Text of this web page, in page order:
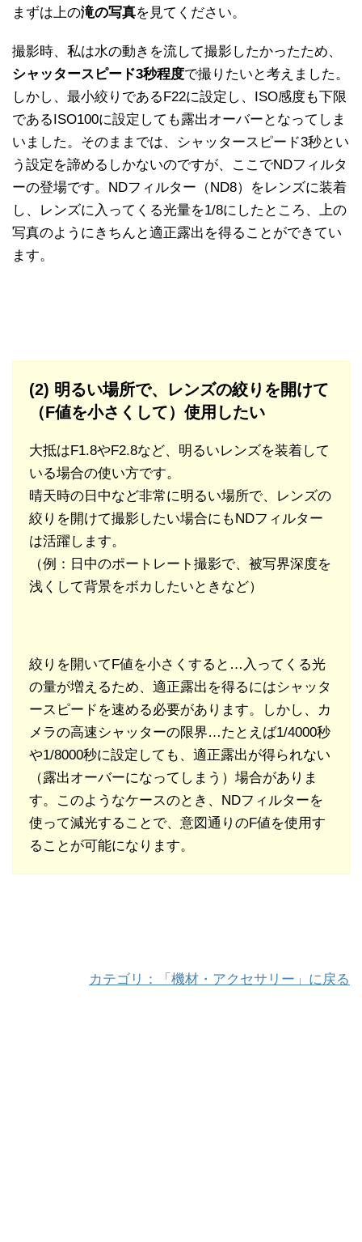
まずは上の滝の写真を見てください。
撮影時、私は水の動きを流して撮影したかったため、
シャッタースピード3秒程度で撮りたいと考えました。
しかし、最小絞りであるF22に設定し、ISO感度も下限
であるISO100に設定しても露出オーバーとなってしま
いました。そのままでは、シャッタースピード3秒とい
う設定を諦めるしかないのですが、ここでNDフィルタ
ーの登場です。NDフィルター（ND8）をレンズに装着
し、レンズに入ってくる光量を1/8にしたところ、上の
写真のようにきちんと適正露出を得ることができてい
ます。
(2) 明るい場所で、レンズの絞りを開けて
（F値を小さくして）使用したい
大抵はF1.8やF2.8など、明るいレンズを装着して
いる場合の使い方です。
晴天時の日中など非常に明るい場所で、レンズの
絞りを開けて撮影したい場合にもNDフィルター
は活躍します。
（例：日中のポートレート撮影で、被写界深度を
浅くして背景をボカしたいときなど）
絞りを開いてF値を小さくすると…入ってくる光
の量が増えるため、適正露出を得るにはシャッタ
ースピードを速める必要があります。しかし、カ
メラの高速シャッターの限界…たとえば1/4000秒
や1/8000秒に設定しても、適正露出が得られない
（露出オーバーになってしまう）場合がありま
す。このようなケースのとき、NDフィルターを
使って減光することで、意図通りのF値を使用す
ることが可能になります。
カテゴリ：「機材・アクセサリー」に戻る